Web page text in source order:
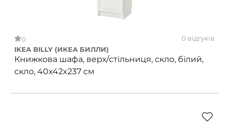
0
0 відгуків
IKEA BILLY (ИКЕА БИЛЛИ)
Книжкова шафа, верх/стільниця, скло, білий,
скло, 40x42x237 см